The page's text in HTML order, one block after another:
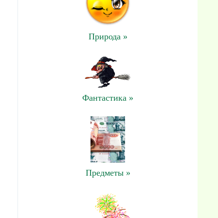
Природа »
Фантастика »
Предметы »